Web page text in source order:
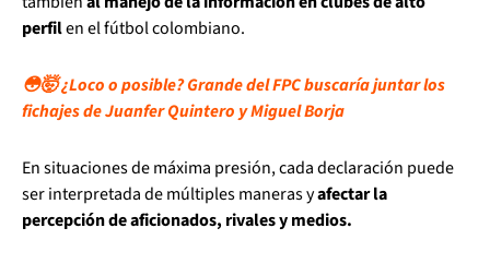
perfilen el fútbol colombiano.
😳🤯 ¿Loco o posible? Grande del FPC buscaría juntar los
fichajes de Juanfer Quintero y Miguel Borja
En situaciones de máxima presión, cada declaración puede
ser interpretada de múltiples maneras yafectar la
percepción de aficionados, rivales y medios.